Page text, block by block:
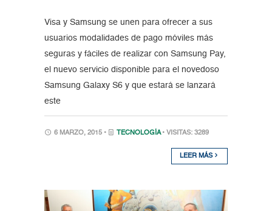
Visa y Samsung se unen para ofrecer a sus
usuarios modalidades de pago móviles más
seguras y fáciles de realizar con Samsung Pay,
el nuevo servicio disponible para el novedoso
Samsung Galaxy S6 y que estará se lanzará
este
6 MARZO, 2015 • TECNOLOGÍA • VISITAS: 3289
LEER MÁS